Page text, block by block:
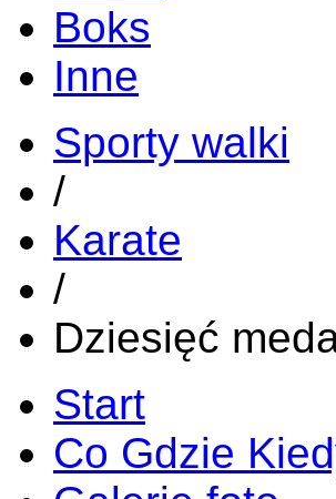
Boks
Inne
Sporty walki
/
Karate
/
Dziesięć
Start
Co Gdzie